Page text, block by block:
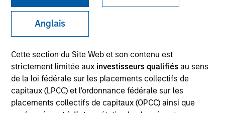
Anglais
Cette section du Site Web et son contenu est
strictement limitée aux investisseurs qualifiésau sens
de la loi fédérale sur les placements collectifs de
capitaux (LPCC) et l'ordonnance fédérale sur les
placements collectifs de capitaux (OPCC) ainsi que
to meet a range of investors’ needs for income, liquidity
and capital preservation.
MARKETING COMMUNICATION